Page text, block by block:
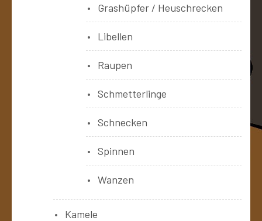
Grashüpfer / Heuschrecken
Libellen
Raupen
Schmetterlinge
Schnecken
Spinnen
Wanzen
Kamele